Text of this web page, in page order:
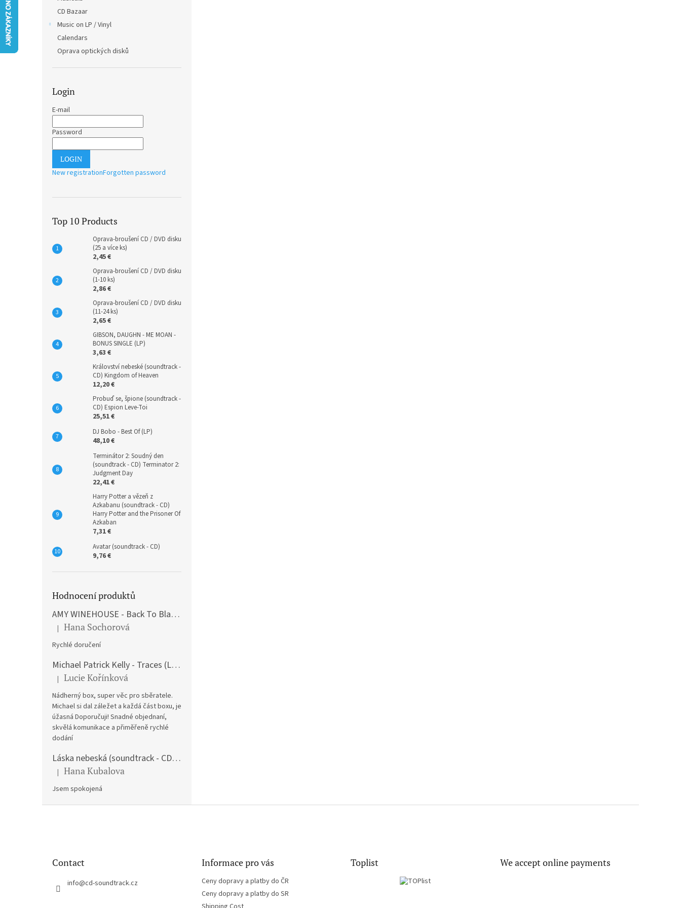
CD Bazaar
Music on LP / Vinyl
Calendars
Oprava optických disků
Login
E-mail
Password
LOGIN
New registrationForgotten password
Top 10 Products
Oprava-broušení CD / DVD disku
(25 a více ks)
2,45 €
Oprava-broušení CD / DVD disku
(1-10 ks)
2,86 €
Oprava-broušení CD / DVD disku
(11-24 ks)
2,65 €
GIBSON, DAUGHN - ME MOAN -
BONUS SINGLE (LP)
3,63 €
Království nebeské (soundtrack -
CD) Kingdom of Heaven
12,20 €
Probuď se, špione (soundtrack -
CD) Espion Leve-Toi
25,51 €
DJ Bobo - Best Of (LP)
48,10 €
Terminátor 2: Soudný den
(soundtrack - CD) Terminator 2:
Judgment Day
22,41 €
Harry Potter a vězeň z
Azkabanu (soundtrack - CD)
Harry Potter and the Prisoner Of
Azkaban
7,31 €
Avatar (soundtrack - CD)
9,76 €
Hodnocení produktů
AMY WINEHOUSE - Back To Black (LP)
The product rating is 5 out of 5 stars.
| Hana Sochorová
Rychlé doručení
Michael Patrick Kelly - Traces (Limited Edition) (Premium Box-Set) (LP)
The product rating is 5 out of 5 stars.
| Lucie Kořínková
Nádherný box, super věc pro sběratele.
Michael si dal záležet a každá část boxu, je
úžasná Doporučuji! Snadné objednaní,
skvělá komunikace a přiměřeně rychlé
dodání
Láska nebeská (soundtrack - CD) Love Actually
The product rating is 5 out of 5 stars.
| Hana Kubalova
Jsem spokojená
Contact
info@cd-soundtrack.cz
Informace pro vás
Ceny dopravy a platby do ČR
Ceny dopravy a platby do SR
Toplist We accept online payments